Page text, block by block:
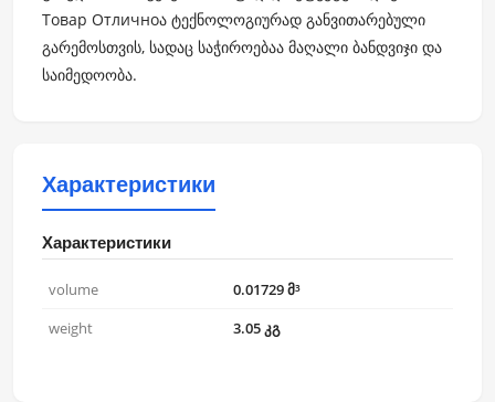
Товар Отличноა ტექნოლოგიურად განვითარებული
გარემოსთვის, სადაც საჭიროებაა მაღალი ბანდვიჯი და
საიმედოობა.
Характеристики
Характеристики
volume
0.01729 მ³
weight
3.05 კგ